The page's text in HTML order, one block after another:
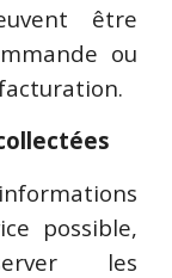
être
ou
possible,
les